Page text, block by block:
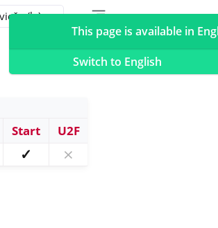
Start U2F
✓ ⨯
This page is available in
Switch to English